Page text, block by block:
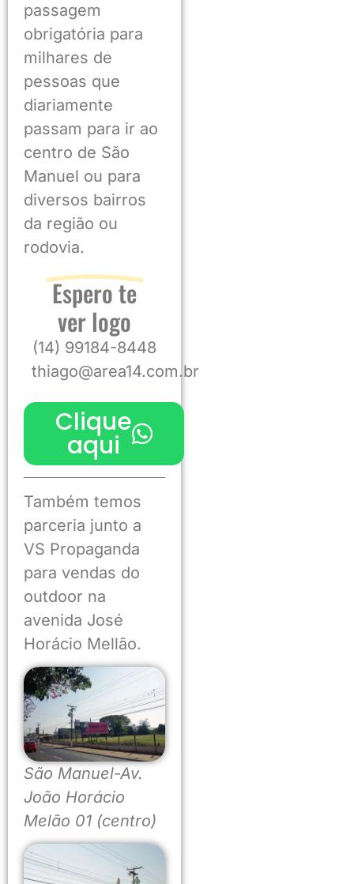
passagem
obrigatória para
milhares de
pessoas que
diariamente
passam para ir ao
centro de São
Manuel ou para
diversos bairros
da região ou
rodovia.
Espero te
ver logo
(14) 99184-8448
thiago@area14.com.br
Clique
aqui
Também temos
parceria junto a
VS Propaganda
para vendas do
outdoor na
avenida José
Horácio Mellão.
São Manuel-Av.
João Horácio
Melão 01 (centro)